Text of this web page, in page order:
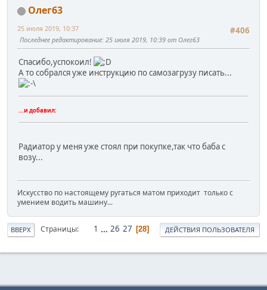
Олег63
#406
25 июля 2019, 10:37
Последнее редактирование: 25 июля 2019, 10:39 от Олег63
Спасибо,успокоил!
А то собрался уже инструкцию по самозагрузу писать...
...и добавил:
Радиатор у меня уже стоял при покупке,так что баба с
возу...
Искусство по настоящему ругаться матом приходит только с
умением водить машину...
ВВЕРХ Страницы 1 ... 26 27 28 ДЕЙСТВИЯ ПОЛЬЗОВАТЕЛЯ